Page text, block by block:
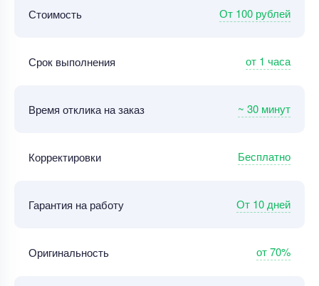
Стоимость От 100 рублей
Срок выполнения от 1 часа
Время отклика на заказ ~ 30 минут
Корректировки Бесплатно
Гарантия на работу От 10 дней
Оригинальность от 70%